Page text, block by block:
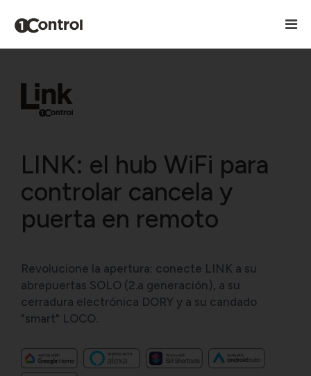
LINK: el hub WiFi para
controlar cancela y
puerta en remoto
Revolucione la apertura: conecte LINK a su
abrepuertas SOLO (2.a generación), a su
cerradura electrónica DORY y a su candado
"smart" LOCO.